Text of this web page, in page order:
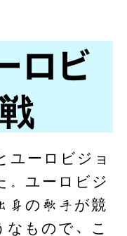
ロビ
ユーロビジョ
。ユーロビジ
身の歌手が競
なもので、こ